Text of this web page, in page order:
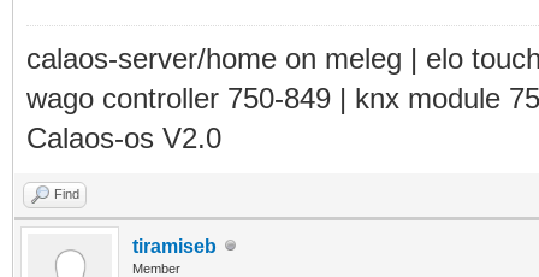
calaos-server/home on meleg | elo
wago controller 750-849 | knx module
Calaos-os V2.0
Find
tiramiseb
Member